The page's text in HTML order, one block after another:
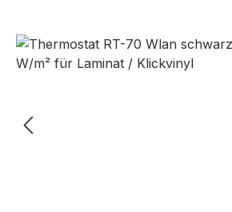
Bildergalerie überspringen